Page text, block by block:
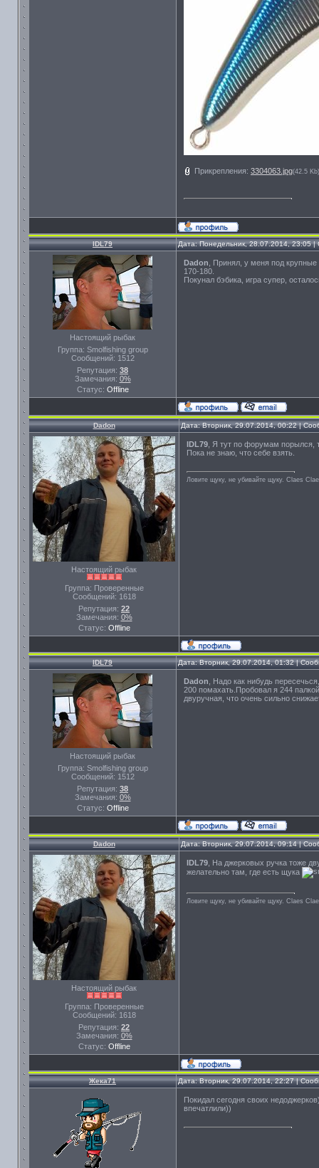
Прикрепления: 3304063.jpg(42.5 Kb)
IDL79 Дата: Понедельник, 28.07.2014, 23:05
Настоящий рыбак
Группа: Smolfishing group
Сообщений: 1512
Репутация: 38
Замечания: 0%
Статус: Offline
Dadon , Принял, у меня под
170-180.
Покунал бэбика, игра супер,
Dadon Дата: Вторник, 29.07.2014, 00:22 |
Настоящий рыбак
Группа: Проверенные
Сообщений: 1618
Репутация: 22
Замечания: 0%
Статус: Offline
IDL79 , Я тут по форумам порылся,
Пока не знаю, что себе взять.
Ловите щуку, не убивайте щуку. Сlaes
IDL79 Дата: Вторник, 29.07.2014, 01:32 |
Настоящий рыбак
Группа: Smolfishing group
Сообщений: 1512
Репутация: 38
Замечания: 0%
Статус: Offline
Dadon , Надо как нибудь
200 помахать.Пробовал я 244
двуручная, что очень сильно
Dadon Дата: Вторник, 29.07.2014, 09:14 |
Настоящий рыбак
Группа: Проверенные
Сообщений: 1618
Репутация: 22
Замечания: 0%
Статус: Offline
IDL79 , На джерковых ручка тоже
желательно там, где есть щука
Ловите щуку, не убивайте щуку. Сlaes
Жека71 Дата: Вторник, 29.07.2014, 22:27 |
Покидал сегодня своих
впечатлили))